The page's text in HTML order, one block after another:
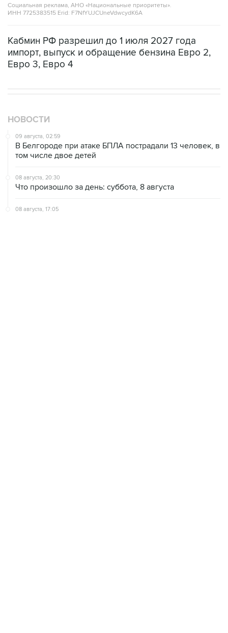
Социальная реклама, АНО «Национальные приоритеты».
ИНН 7725383515 Erid: F7NfYUJCUneVdwcydK6A
Кабмин РФ разрешил до 1 июля 2027 года
импорт, выпуск и обращение бензина Евро 2,
Евро 3, Евро 4
НОВОСТИ
09 августа, 02:59
В Белгороде при атаке БПЛА пострадали 13 человек, в
том числе двое детей
08 августа, 20:30
Что произошло за день: суббота, 8 августа
08 августа, 17:05